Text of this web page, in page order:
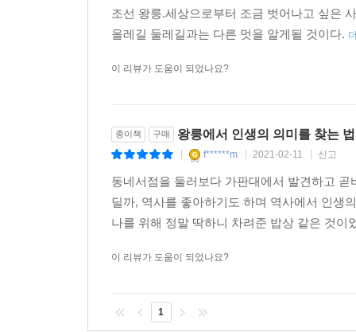
조선 왕릉.세상으로부터 조금 벗어나고 싶은
올레길 둘레길과는 다른 멋을 알게될 것이다.
이 리뷰가 도움이 되었나요?
종이책 구매 왕릉에서 인생의 의미를 찾는 법
f******m 2021-02-11 신고
동네서점을 둘러보다 가판대에서 발견하고
딜까, 역사를 좋아하기도 하며 역사에서 인생
나를 위해 정말 딱하니 차려준 밥상 같은 것
이 리뷰가 도움이 되었나요?
1